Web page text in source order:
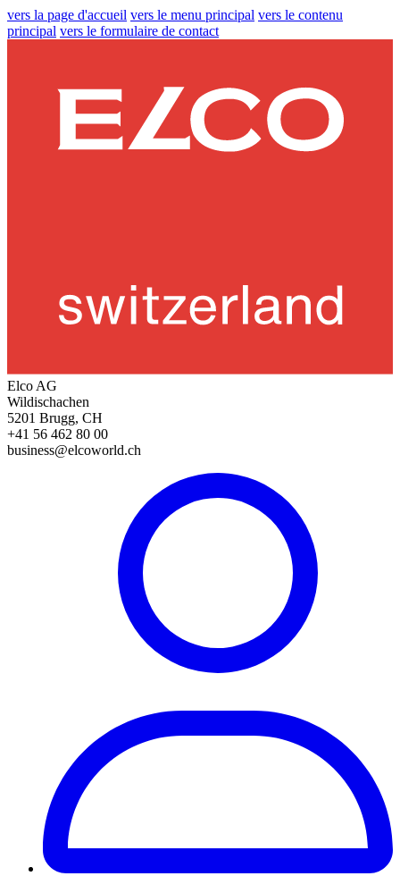
vers la page d'accueil vers le menu principal vers le contenu
principal vers le formulaire de contact
Elco AG
Wildischachen
5201 Brugg, CH
+41 56 462 80 00
business@elcoworld.ch